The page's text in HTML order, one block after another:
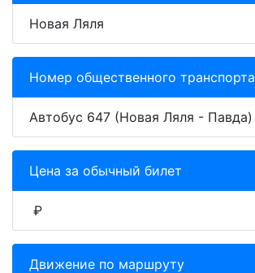
Новая Ляля
Номер общественного транспорта
Автобус 647 (Новая Ляля - Павда)
Цена за обычный билет
₽
Движение по маршруту